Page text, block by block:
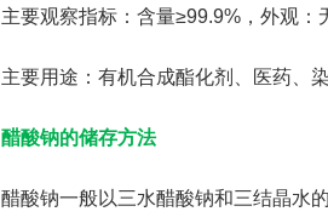
主要观察指标：含量≥99.9%，外观
主要用途：有机合成酯化剂、医药、
醋酸钠的储存方法
醋酸钠一般以三水醋酸钠和三结晶水